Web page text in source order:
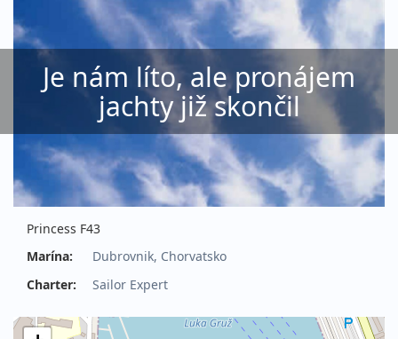
Je nám líto, ale pronájem
jachty již skončil
Princess F43
Marína:
Dubrovnik, Chorvatsko
Charter:
Sailor Expert